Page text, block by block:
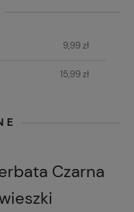
9,99 zł
15,99 zł
Czarna